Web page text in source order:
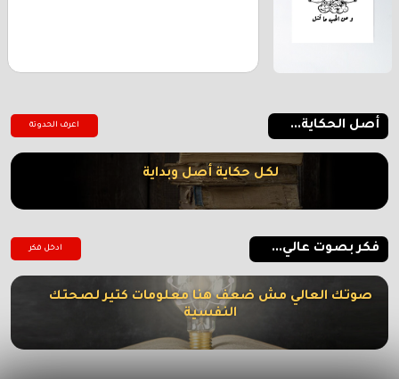
أصل الحكاية... اعرف الحدوتة
لكل حكاية أصل وبداية
فكر بصوت عالي... ادخل فكر
صوتك العالي مش ضعف هنا معلومات كتير لصحتك
النفسية